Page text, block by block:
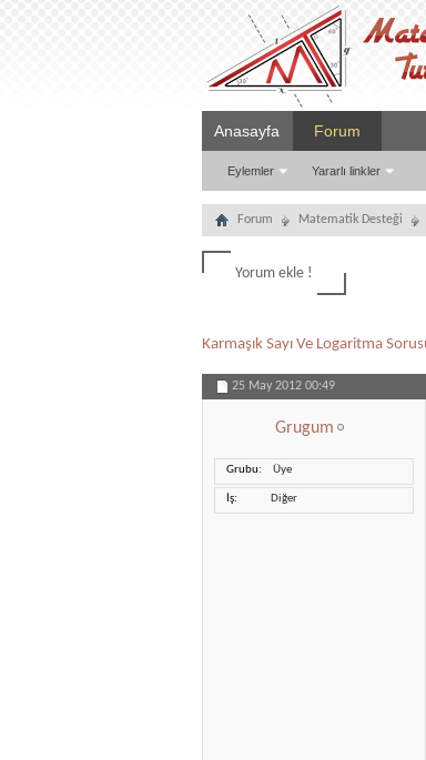
Anasayfa Forum
Eylemler Yararlı linkler
Forum Matematik Desteği
Yorum ekle !
Karmaşık Sayı Ve Logaritma
25 May 2012 00:49
Grugum
Grubu Üye
İş Diğer